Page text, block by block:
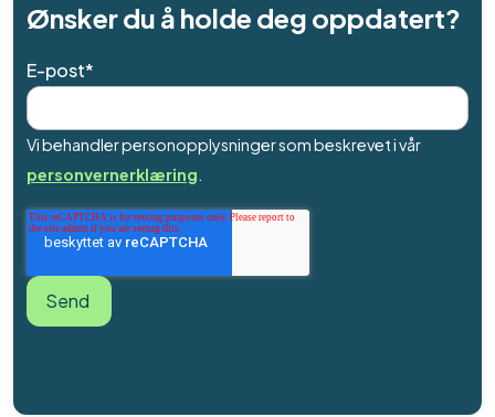
Ønsker du å holde deg oppdatert?
E-post*
Vi behandler personopplysninger som beskrevet i vår
personvernerklæring